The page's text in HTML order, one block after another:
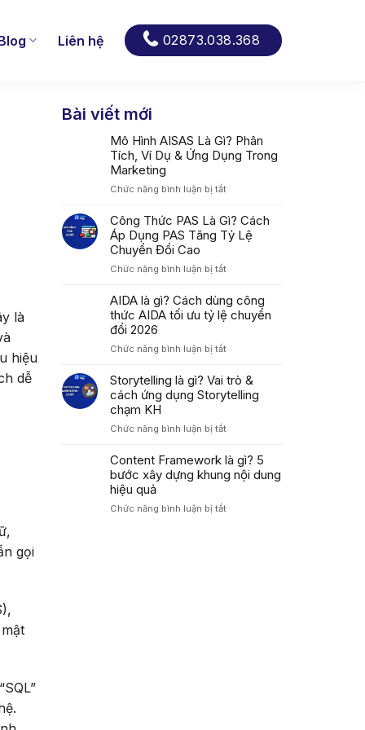
Liên hệ 02873.038.368
là
hiệu
dễ
gọi
Bài viết mới
Mô Hình AISAS Là Gì? Phân
Tích, Ví Dụ & Ứng Dụng Trong
Marketing
Chức năng bình luận bị tắtở
Hình
AISAS
Là
Phân
Ví
Dụ
Dụng
Marketing
Công Thức PAS Là Gì? Cách
Áp Dụng PAS Tăng Tỷ Lệ
Chuyển Đổi Cao
Chức năng bình luận bị tắtở
Thức
PAS
Cách
Dụng
PAS
Lệ
Đổi
Cao
AIDA là gì? Cách dùng công
thức AIDA tối ưu tỷ lệ chuyển
đổi 2026
Chức năng bình luận bị tắtở
là
gì?
công
AIDA
tối
lệ
Storytelling là gì? Vai trò &
cách ứng dụng Storytelling
chạm KH
Chức năng bình luận bị tắtở
là
gì?
Vai
&
Content Framework là gì? 5
bước xây dựng khung nội dung
hiệu quả
Chức năng bình luận bị tắtở